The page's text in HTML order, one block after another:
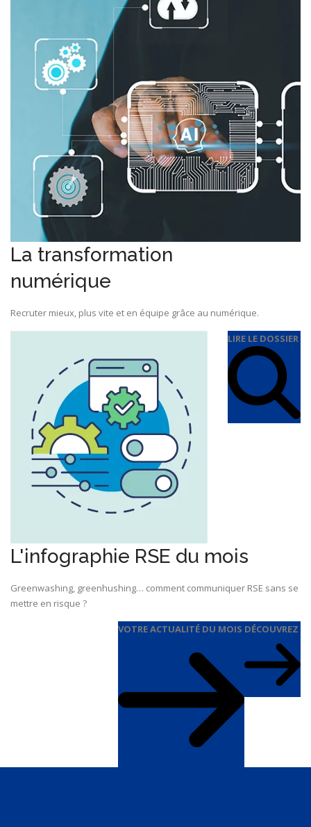
La transformation
numérique
Recruter mieux, plus vite et en équipe grâce au numérique.
LIRE LE DOSSIER
L'infographie RSE du mois
Greenwashing, greenhushing… comment communiquer RSE sans se
mettre en risque ?
DÉCOUVREZ
VOTRE ACTUALITÉ DU MOIS